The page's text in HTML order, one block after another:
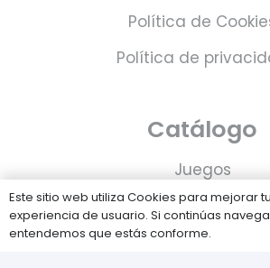
Política de
Política de
Catálogo
Juegos
Consolas
Accesorios para tu
Este sitio web utiliza Cookies para mejorar tu
experiencia de usuario. Si continúas
entendemos que estás conforme.